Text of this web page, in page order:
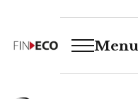
Menu